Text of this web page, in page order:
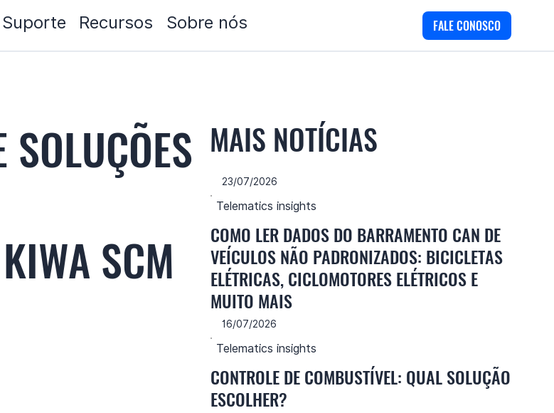
Suporte Recursos Sobre nós FALE CONOSCO
MAIS NOTÍCIAS
23/07/2026
Telematics insights
COMO LER DADOS DO BARRAMENTO CAN DE
VEÍCULOS NÃO PADRONIZADOS: BICICLETAS
ELÉTRICAS, CICLOMOTORES ELÉTRICOS E
MUITO MAIS
16/07/2026
Telematics insights
CONTROLE DE COMBUSTÍVEL: QUAL SOLUÇÃO
ESCOLHER?
SOLUÇÕES
SCM